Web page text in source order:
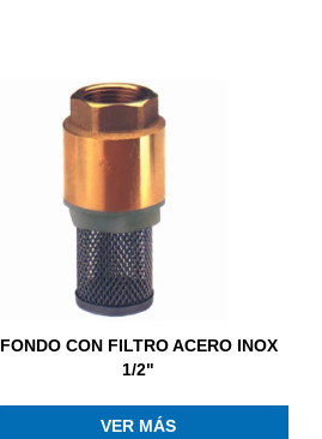
FONDO CON FILTRO ACERO INOX
1/2"
VER MÁS